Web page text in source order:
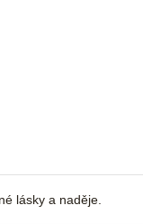
lásky a naděje.